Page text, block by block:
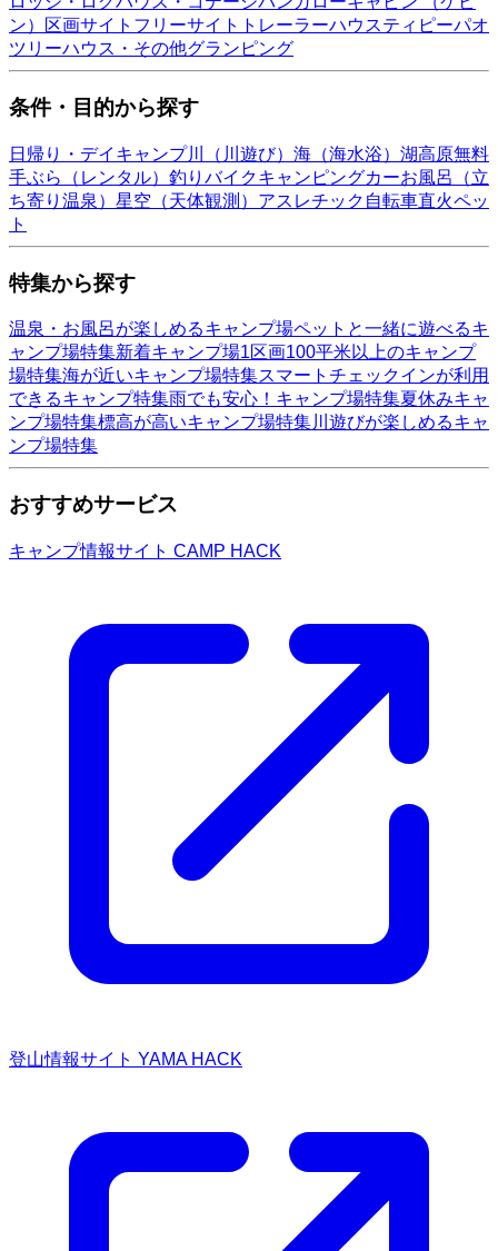
ン）
区画サイト フリーサイト トレーラーハウスティピーパオ
ツリーハウス・その他グランピング
条件・目的から探す
日帰り・デイキャンプ川（川遊び） 海（海水浴） 湖高原無料
手ぶら（レンタル） 釣り バイクキャンピングカーお風呂（立
ち寄り温泉） 星空（天体観測） アスレチック 自転車直火ペッ
ト
特集から探す
温泉・お風呂が楽しめるキャンプ場ペットと一緒に遊べるキ
ャンプ場特集新着キャンプ場1区画100平米以上のキャンプ
場特集海が近いキャンプ場特集スマートチェックインが利用
できるキャンプ特集雨でも安心！キャンプ場特集夏休みキャ
ンプ場特集標高が高いキャンプ場特集川遊びが楽しめるキャ
ンプ場特集
おすすめサービス
キャンプ情報サイト CAMP HACK
登山情報サイト YAMA HACK